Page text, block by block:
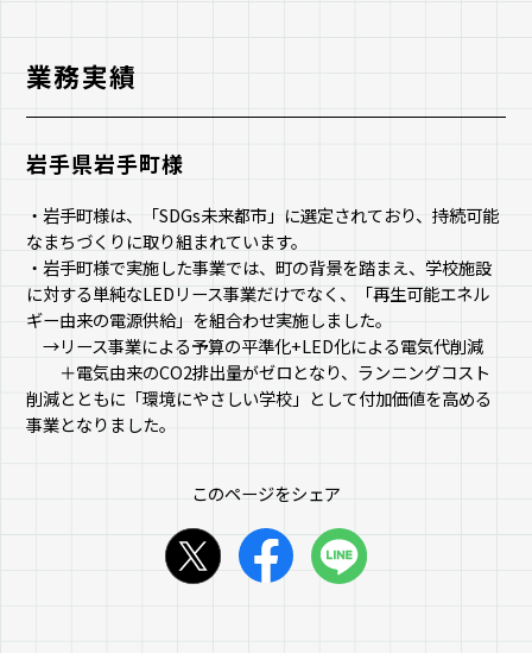
業務実績
岩手県岩手町様
・岩手町様は、「SDGs未来都市」に選定されており、持続可能
なまちづくりに取り組まれています。
・岩手町様で実施した事業では、町の背景を踏まえ、学校施設
に対する単純なLEDリース事業だけでなく、「再生可能エネル
ギー由来の電源供給」を組合わせ実施しました。
→リース事業による予算の平準化+LED化による電気代削減
＋電気由来のCO2排出量がゼロとなり、ランニングコスト
削減とともに「環境にやさしい学校」として付加価値を高める
事業となりました。
このページをシェア